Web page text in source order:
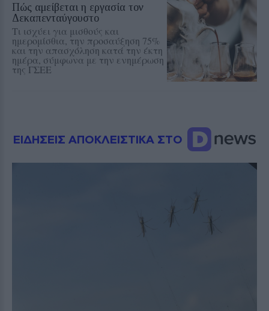
Πώς αμείβεται η εργασία τον
Δεκαπενταύγουστο
Τι ισχύει για μισθούς και
ημερομίσθια, την προσαύξηση 75%
και την απασχόληση κατά την έκτη
ημέρα, σύμφωνα με την ενημέρωση
της ΓΣΕΕ
ΕΙΔΗΣΕΙΣ ΑΠΟΚΛΕΙΣΤΙΚΑ ΣΤΟ